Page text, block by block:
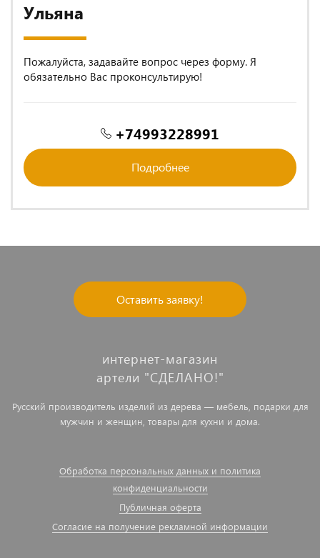
Ульяна
Пожалуйста, задавайте вопрос через форму. Я
обязательно Вас проконсультирую!
+74993228991
Подробнее
Оставить заявку!
интернет-магазин
артели "СДЕЛАНО!"
Русский производитель изделий из дерева — мебель, подарки для
мужчин и женщин, товары для кухни и дома.
Обработка персональных данных и политика
конфиденциальности
Публичная оферта
Согласие на получение рекламной информации